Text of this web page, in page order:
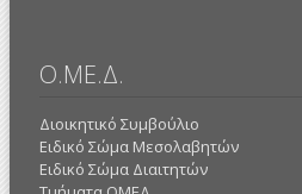
Ο.ΜΕ.Δ.
Διοικητικό Συμβούλιο
Ειδικό Σώμα Μεσολαβητών
Ειδικό Σώμα Διαιτητών